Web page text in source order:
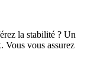
la stabilité ? Un
Vous vous assurez